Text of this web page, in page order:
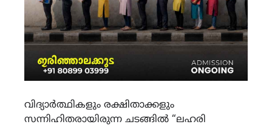
വിദ്യാർത്ഥികളും രക്ഷിതാക്കളും
സന്നിഹിതരായിരുന്ന ചടങ്ങിൽ “ലഹരി